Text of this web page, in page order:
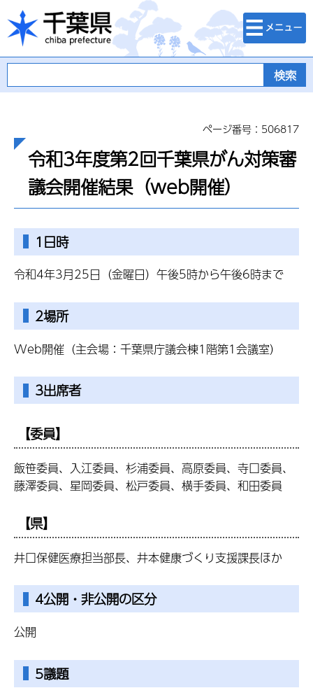
千葉県
検索・メニュ
ー
ページ番号：506817
令和3年度第2回千葉県がん対策審
議会開催結果（web開催）
1日時
令和4年3月25日（金曜日）午後5時から午後6時まで
2場所
Web開催（主会場：千葉県庁議会棟1階第1会議室）
3出席者
【委員】
飯笹委員、入江委員、杉浦委員、高原委員、寺口委員、
藤澤委員、星岡委員、松戸委員、横手委員、和田委員
【県】
井口保健医療担当部長、井本健康づくり支援課長ほか
4公開・非公開の区分
公開
5議題